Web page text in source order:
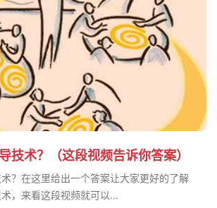
技术？（这段视频告诉你答案）
？在这里给出一个答案让大家更好的了解
，来看这段视频就可以...